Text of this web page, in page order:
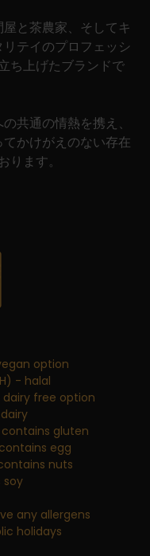
と茶農家、そしてキ
テイのプロフェッシ
ち上げたブランドで
共通の情熱を携え、
かけがえのない存在
ります。
option
- halal
free option
gluten
egg
nuts
any allergens
holidays